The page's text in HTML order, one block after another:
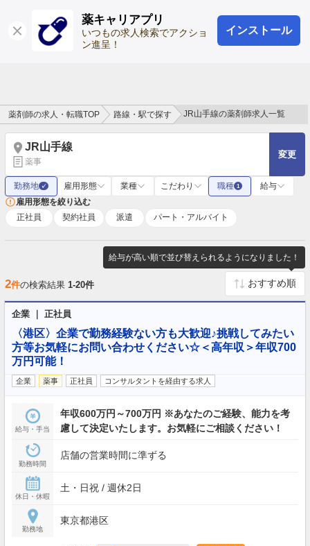
薬キャリアプリ
いつもの求人検索でアクショ
ン進呈！
インストール
ログイン 会員登録
薬剤師の求人・転職TOP 路線・駅で探す JR山手線の薬剤師求人一覧
JR山手線
薬事
変更
勤務地 ✓ 雇用形態 業種 こだわり 職種 1
給与
雇用形態を絞り込む
正社員
契約社員 派遣 パート・アルバイト
給与が高い順で並び替えられるようになりました！
2件の検索結果 1-20件
企業 ｜ 正社員
〈港区〉企業で勤務経験ない方も大歓迎♪挑戦してみたい
方等お気軽にお問い合わせください☆＜高年収＞年収700
万円可能！
企業 薬事 正社員 コンサルタントを経由する求人
給与・手当
年収600万円～700万円 ※あなたのご経験、能力を考
慮して決定いたします。お気軽にご相談ください！
勤務時間
店舗の営業時間に準ずる
休日・休暇
土・日祝 / 週休2日
勤務地
東京都港区